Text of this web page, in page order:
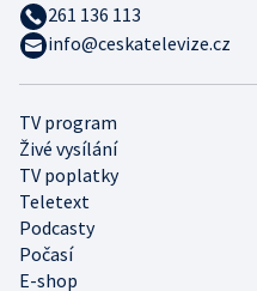
TV program
Živé vysílání
TV poplatky
Teletext
Podcasty
Počasí
E-shop
261 136 113
info@ceskatelevize.cz